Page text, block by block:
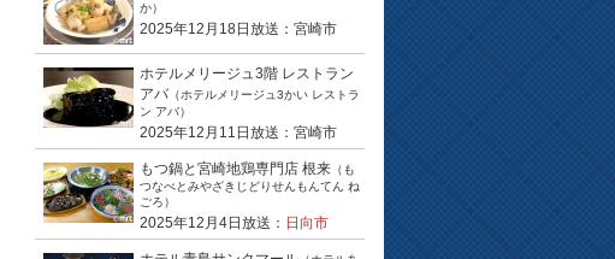
か）
2025年12月18日放送：宮崎市
ホテルメリージュ3階 レストラン
アバ（ホテルメリージュ3かい レストラ
ン アバ）
2025年12月11日放送：宮崎市
もつ鍋と宮崎地鶏専門店 根来 （も
つなべとみやざきじどりせんもんてん ね
ごろ）
2025年12月4日放送： 日向市